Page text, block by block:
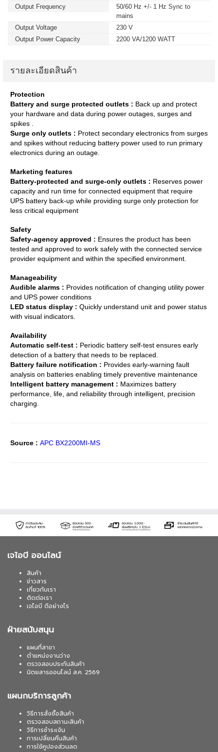
Output Frequency
50/60 Hz +/- 1 Hz Sync to
mains
Output Voltage
230 V
Output Power Capacity
2200 VA/1200 WATT
รายละเอียดสินค้า
Protection
Battery and surge protected outlets : Back up and protect
your hardware and data during power outages, surges and
spikes .
Surge only outlets : Protect secondary electronics from surges
and spikes without reducing battery power used to run primary
electronics during an outage.
Marketing features
Battery-protected and surge-only outlets : Reserves power
capacity and run time for connected equipment that require
UPS battery back-up while providing surge only protection for
less critical equipment
Safety
Safety-agency approved : Ensures the product has been
tested and approved to work safely with the connected service
provider equipment and within the specified environment.
Manageability
Audible alarms : Provides notification of changing utility power
and UPS power conditions
LED status display : Quickly understand unit and power status
with visual indicators.
Availability
Automatic self-test : Periodic battery self-test ensures early
detection of a battery that needs to be replaced.
Battery failure notification : Provides early-warning fault
analysis on batteries enabling timely preventive maintenance
Intelligent battery management : Maximizes battery
performance, life, and reliability through intelligent, precision
charging.
Source : APC BX2200MI-MS
เจไอบี ออนไลน์
สินค้า
ข่าวสาร
เกี่ยวกับเรา
ติดต่อเรา
เจไอบี ดีอย่างไร
ฝ่ายสนับสนุน
แผนที่สาขา
ตำแหน่งงานว่าง
ตรวจสอบประกันสินค้า
นิตยสารออนไลน์ ส.ค. 2569
แผนกบริการลูกค้า
วิธีการสั่งซื้อสินค้า
ตรวจสอบสถานะสินค้า
วิธีการชำระเงิน
การเปลี่ยนคืนสินค้า
การใช้คูปองส่วนลด